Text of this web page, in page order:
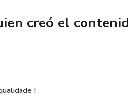
entre encuentros
online y presenciales
creó el
!